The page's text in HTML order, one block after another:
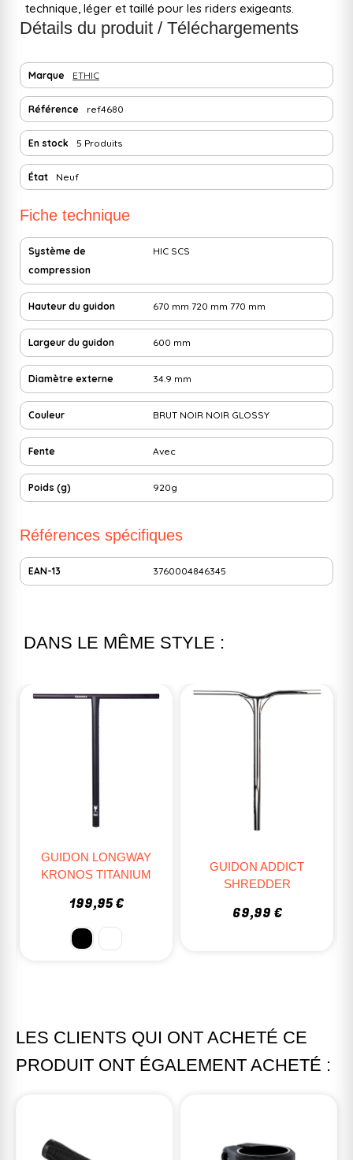
technique, léger et taillé pour les riders exigeants.
Détails du produit / Téléchargements
Marque ETHIC
Référence ref4680
En stock 5 Produits
État Neuf
Fiche technique
Système de
compression
HIC SCS
Hauteur du guidon 670 mm 720 mm 770 mm
Largeur du guidon 600 mm
Diamètre externe 34.9 mm
Couleur BRUT NOIR NOIR GLOSSY
Fente Avec
Poids (g) 920g
Références spécifiques
EAN-13 3760004846345
DANS LE MÊME STYLE :
GUIDON LONGWAY
KRONOS TITANIUM
199,95 €
GUIDON ADDICT
SHREDDER
69,99 €
LES CLIENTS QUI ONT ACHETÉ CE
PRODUIT ONT ÉGALEMENT ACHETÉ :